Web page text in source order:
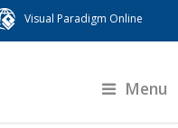
Visual Paradigm Online
Menu